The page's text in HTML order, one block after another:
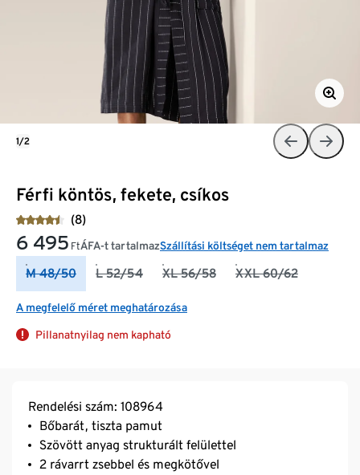
Férfi köntös, fekete, csíkos
(8)
6 495 FtÁFA-t tartalmazSzállítási költséget nem tartalmaz
M 48/50 L 52/54 XL 56/58 XXL 60/62
A megfelelő méret meghatározása
Pillanatnyilag nem kapható
1/2
Rendelési szám: 108964
Bőbarát, tiszta pamut
Szövött anyag strukturált felülettel
2 rávarrt zsebbel és megkötővel